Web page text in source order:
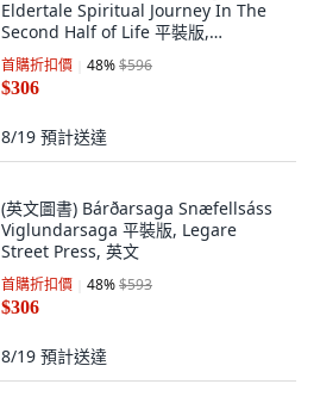
Eldertale Spiritual Journey In The
Second Half of Life 平裝版,
Independently Published, 英文
首購折扣價 48%$596
$306
8/19 預計送達
(英文圖書) Bárðarsaga Snæfellsáss
Viglundarsaga 平裝版, Legare
Street Press, 英文
首購折扣價 48%$593
$306
8/19 預計送達